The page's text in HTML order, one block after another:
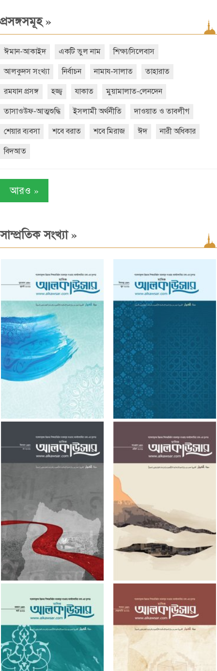
প্রসঙ্গসমূহ»
ঈমান-আকাইদ একটি ভুল নাম শিক্ষা/সিলেবাস
আলকুদস সংখ্যা নির্বাচন নামায-সালাত তাহারাত
রমযান প্রসঙ্গ হজ্জ্ব যাকাত মুয়ামালাত-লেনদেন
তাসাওউফ-আত্মশুদ্ধি ইসলামী অর্থনীতি দাওয়াত ও তাবলীগ
শেয়ার ব্যবসা শবে বরাত শবে মিরাজ ঈদ নারী অধিকার
বিদআত
আরও »
সাম্প্রতিক সংখ্যা»